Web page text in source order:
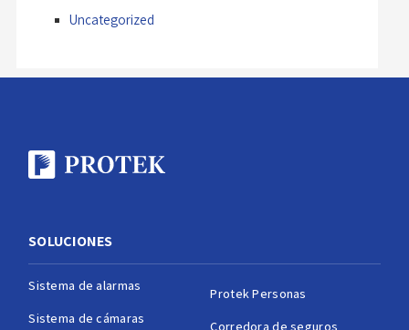
Uncategorized
SOLUCIONES
Sistema de alarmas
Sistema de cámaras
Protek Personas
Corredora de seguros